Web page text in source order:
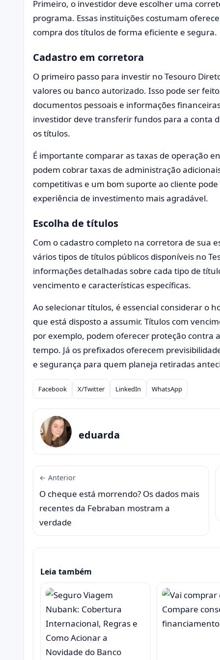
Primeiro, o investidor deve escolher uma
programa. Essas instituições costumam
compra dos títulos de forma eficiente e segura.
Cadastro em corretora
O primeiro passo para investir no Tesouro
valores ou banco autorizado. Isso pode ser
documentos pessoais e informações
investidor deve transferir fundos para a conta
os títulos.
É importante comparar as taxas de operação
podem cobrar taxas de administração
competitivas e um bom suporte ao cliente
experiência de investimento mais agradável.
Escolha de títulos
Com o cadastro completo na corretora de sua
vários tipos de títulos públicos disponíveis no
informações detalhadas sobre cada tipo de
vencimento e características específicas.
Ao selecionar títulos, é essencial considerar o
que está disposto a assumir. Títulos com
por exemplo, podem oferecer proteção contra
tempo. Já os prefixados oferecem
e segurança para quem planeja retiradas
Compartilhar
Facebook X/Twitter LinkedIn WhatsApp
eduarda
← Anterior
O cheque está morrendo? Os dados mais
recentes da Febraban mostram a
verdade
Leia também